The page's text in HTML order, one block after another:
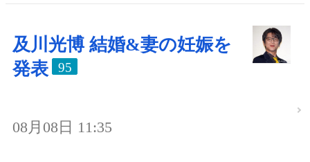
及川光博 結婚&妻の妊娠を
発表
95
08月08日 11:35